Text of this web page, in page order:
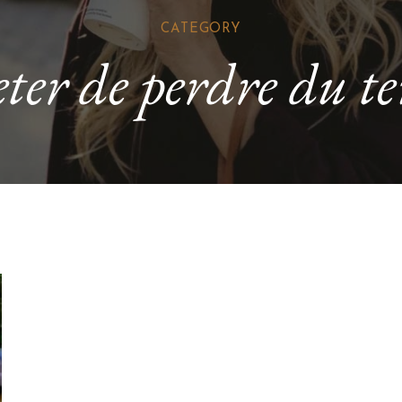
CATEGORY
de perdre du